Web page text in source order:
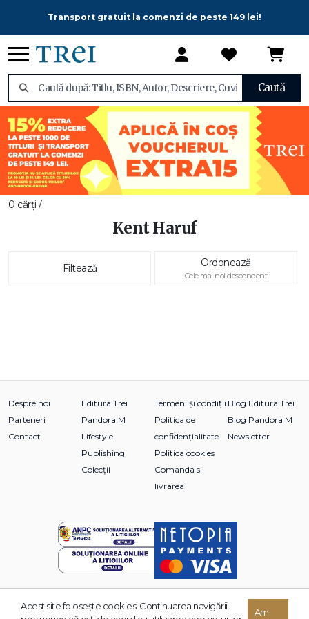
Transport gratuit la comenzi de peste 149 lei!
Caută
0 cărți /
Kent Haruf
Filtează Ordonează
Cele mai noi descendent
Despre noi
Parteneri
Contact
Editura Trei
Pandora M
Lifestyle
Publishing
Colecții
Termeni și condiții
Politica de
confidențialitate
Politica cookies
Comanda si
livrarea
Blog Editura Trei
Blog Pandora M
Newsletter
© 2026 Grupul Editorial TREI. Toate drepturile rezervate.
Acest site foloseşte cookies. Continuarea navigării
Am